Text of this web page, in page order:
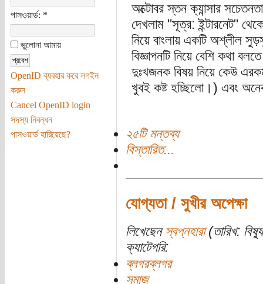
পাসওয়ার্ড: *
ভুলোনা আমায়
OpenID ব্যবহার করে লগইন
করুন
Cancel OpenID login
সদস্য নিবন্ধন
পাসওয়ার্ড হারিয়েছে?
অক্টোবর স্তন ক্যান্সার
দেখলাম "সূত্র: ইন্টারনেট"
নিয়ে বাংলায় একটি অশ্লীল
বিজ্ঞাপনটি নিয়ে বেশি কথা
দুঃখজনক বিষয় নিয়ে কেউ
খুবই কষ্ট হচ্ছিলো।) এবং
২৫টি মন্তব্য
বিস্তারিত...
যোগ্যতা / সুখীর অপেক্ষা
লিখেছেন স্বপ্নহারা(তারিখ:
ক্যাটেগরি:
ব্লগরব্লগর
সমাজ